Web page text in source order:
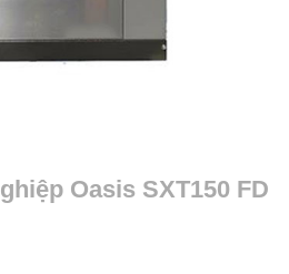
Oasis SXT150 FD